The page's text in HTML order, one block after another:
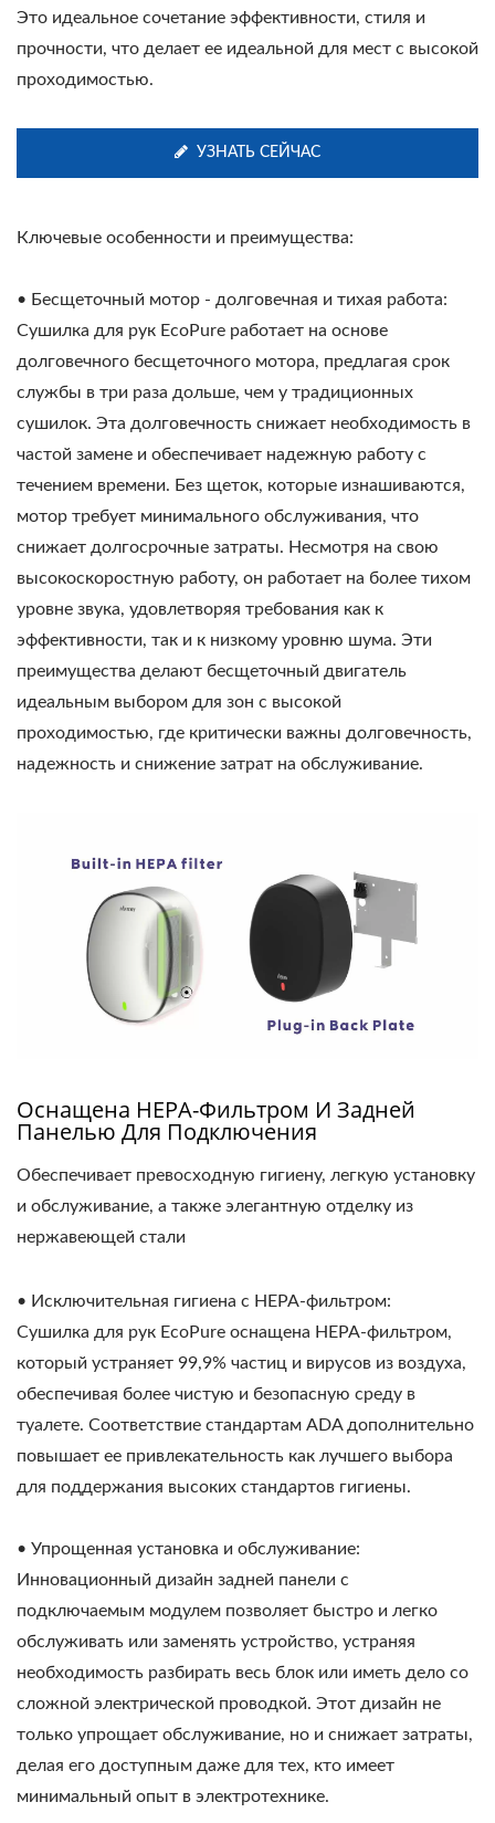
Это идеальное сочетание эффективности, стиля и
прочности, что делает ее идеальной для мест с высокой
проходимостью.
УЗНАТЬ СЕЙЧАС
Ключевые особенности и преимущества:
• Бесщеточный мотор - долговечная и тихая работа:
Сушилка для рук EcoPure работает на основе
долговечного бесщеточного мотора, предлагая срок
службы в три раза дольше, чем у традиционных
сушилок. Эта долговечность снижает необходимость в
частой замене и обеспечивает надежную работу с
течением времени. Без щеток, которые изнашиваются,
мотор требует минимального обслуживания, что
снижает долгосрочные затраты. Несмотря на свою
высокоскоростную работу, он работает на более тихом
уровне звука, удовлетворяя требования как к
эффективности, так и к низкому уровню шума. Эти
преимущества делают бесщеточный двигатель
идеальным выбором для зон с высокой
проходимостью, где критически важны долговечность,
надежность и снижение затрат на обслуживание.
Оснащена HEPA-Фильтром И Задней
Панелью Для Подключения
Обеспечивает превосходную гигиену, легкую установку
и обслуживание, а также элегантную отделку из
нержавеющей стали
• Исключительная гигиена с HEPA-фильтром:
Сушилка для рук EcoPure оснащена HEPA-фильтром,
который устраняет 99,9% частиц и вирусов из воздуха,
обеспечивая более чистую и безопасную среду в
туалете. Соответствие стандартам ADA дополнительно
повышает ее привлекательность как лучшего выбора
для поддержания высоких стандартов гигиены.
• Упрощенная установка и обслуживание:
Инновационный дизайн задней панели с
подключаемым модулем позволяет быстро и легко
обслуживать или заменять устройство, устраняя
необходимость разбирать весь блок или иметь дело со
сложной электрической проводкой. Этот дизайн не
только упрощает обслуживание, но и снижает затраты,
делая его доступным даже для тех, кто имеет
минимальный опыт в электротехнике.